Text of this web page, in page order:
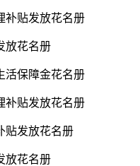
补贴发放花名册
放花名册
活保障金花名册
补贴发放花名册
贴发放花名册
放花名册